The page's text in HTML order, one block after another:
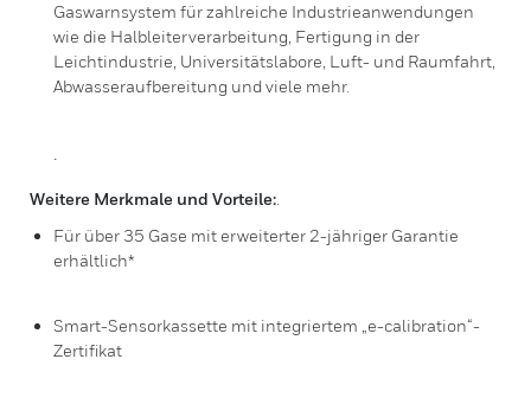
Gaswarnsystem für zahlreiche Industrieanwendungen
wie die Halbleiterverarbeitung, Fertigung in der
Leichtindustrie, Universitätslabore, Luft- und Raumfahrt,
Abwasseraufbereitung und viele mehr.
.
Weitere Merkmale und Vorteile:
Für über 35 Gase mit erweiterter 2-jähriger Garantie
erhältlich*
Smart-Sensorkassette mit integriertem „e-calibration“-
Zertifikat